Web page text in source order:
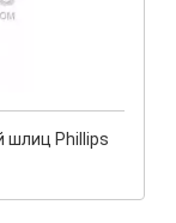
шлиц Phillips